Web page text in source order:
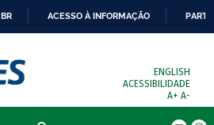
ACESSO À INFORMAÇÃO
ENGLISH
ACESSIBILIDADE
A+ A-